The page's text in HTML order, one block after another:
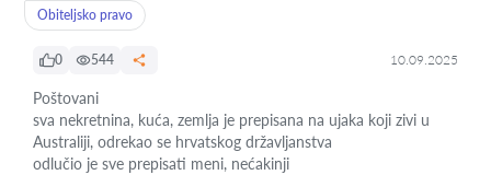
Obiteljsko pravo
0 544 10.09.2025
Poštovani
sva nekretnina, kuća, zemlja je prepisana na ujaka koji zivi u
Australiji, odrekao se hrvatskog državljanstva
odlučio je sve prepisati meni, nećakinji